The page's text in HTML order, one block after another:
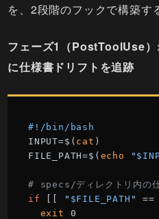
を、2段階のフックで構築す
フェーズ1（PostToolUse
に仕様書ドリフトを追跡
#!/bin/bash
INPUT=$( cat )
FILE_PATH=$( echo "
# specs/ディレクトリ内の
if
[[ " $FILE_PATH "
exit